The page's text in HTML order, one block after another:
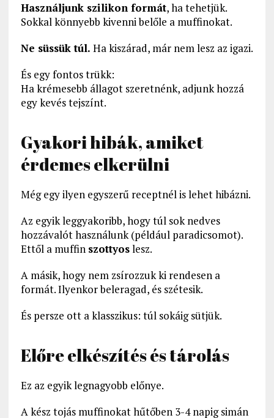
Használjunk szilikon formát, ha tehetjük.
Sokkal könnyebb kivenni belőle a muffinokat.
Ne süssük túl. Ha kiszárad, már nem lesz az igazi.
És egy fontos trükk:
Ha krémesebb állagot szeretnénk, adjunk hozzá
egy kevés tejszínt.
Gyakori hibák, amiket
érdemes elkerülni
Még egy ilyen egyszerű receptnél is lehet hibázni.
Az egyik leggyakoribb, hogy túl sok nedves
hozzávalót használunk (például paradicsomot).
Ettől a muffin szottyoslesz.
A másik, hogy nem zsírozzuk ki rendesen a
formát. Ilyenkor beleragad, és szétesik.
És persze ott a klasszikus: túl sokáig sütjük.
Előre elkészítés és tárolás
Ez az egyik legnagyobb előnye.
A kész tojás muffinokat hűtőben 3-4 napig simán